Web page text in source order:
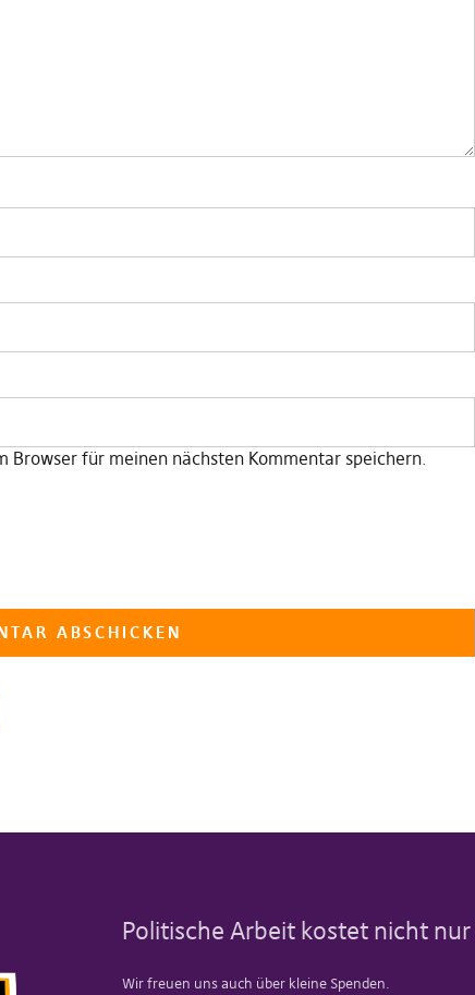
Browser für meinen nächsten Kommentar speichern.
Politische Arbeit kostet nicht
Wir freuen uns auch über kleine Spenden.